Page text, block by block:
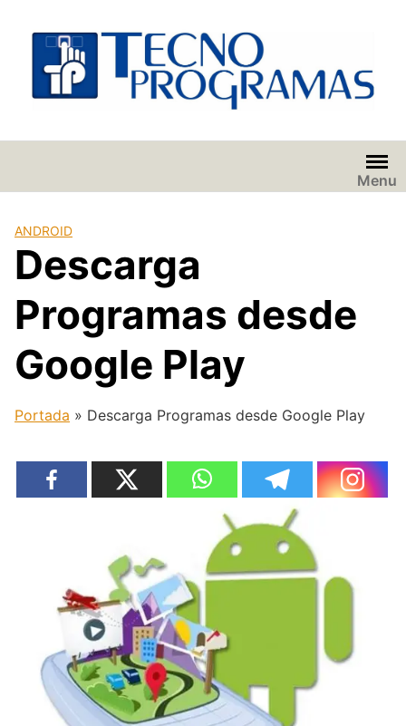
contenido
Menu
ANDROID
Descarga
Programas desde
Google Play
Portada » Descarga Programas desde Google Play